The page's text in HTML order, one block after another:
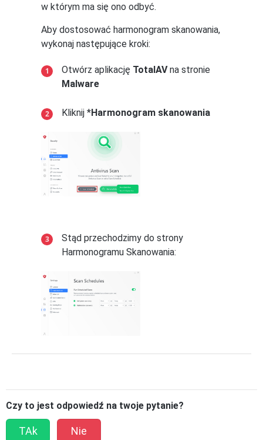
w którym ma się ono odbyć.
Aby dostosować harmonogram skanowania,
wykonaj następujące kroki:
Otwórz aplikację TotalAVna stronie
Malware
Kliknij *Harmonogram skanowania
Stąd przechodzimy do strony
Harmonogramu Skanowania:
Czy to jest odpowiedź na twoje pytanie?
TAk Nie